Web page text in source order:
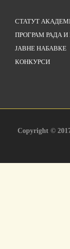
СТАТУТ
ПРОГРАМ РАДА И
ЈАВНЕ НАБАВКЕ
КОНКУРСИ
Copyright ©